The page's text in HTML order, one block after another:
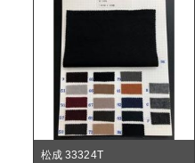
松成 33324T